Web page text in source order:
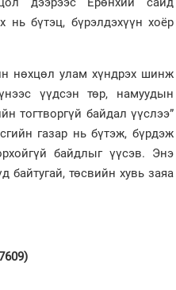
бүтэц, бүрэлдэхүүн хоёр
нөхцөл улам хүндрэх шинж
үүдсэн төр, намуудын
тогтворгүй байдал үүслээ”
газар нь бүтэж, бүрдэж
байдлыг үүсэв. Энэ
байтугай, төсвийн хувь заяа